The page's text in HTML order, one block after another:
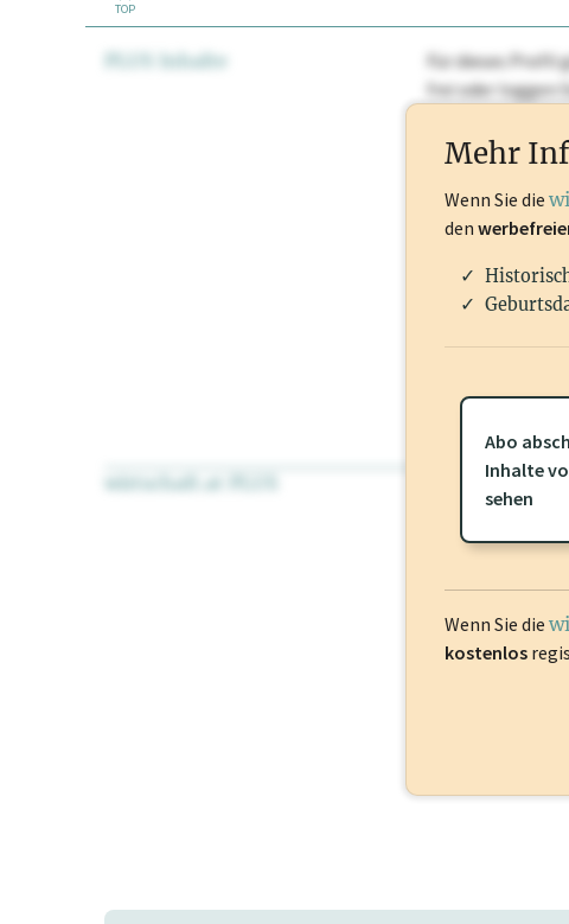
TOP
PLUS Inhalte Für dieses
frei oder loggen
wirtschaft.at PLUS Für dieses Profil
frei oder loggen
Mehr
Wenn Sie die
den
Abo
Inhalte
sehen
Wenn Sie die
kostenlos